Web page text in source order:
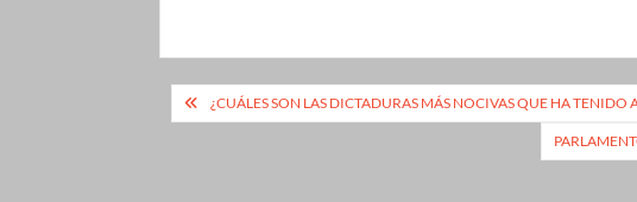
Navegación
¿CUÁLES SON LAS DICTADURAS MÁS NOCIVAS QUE HA TENIDO